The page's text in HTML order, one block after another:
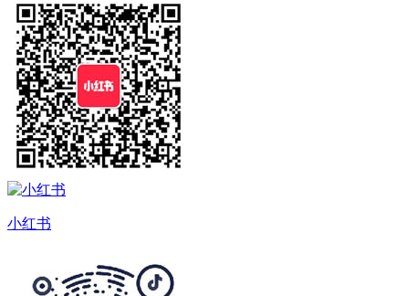
小红书